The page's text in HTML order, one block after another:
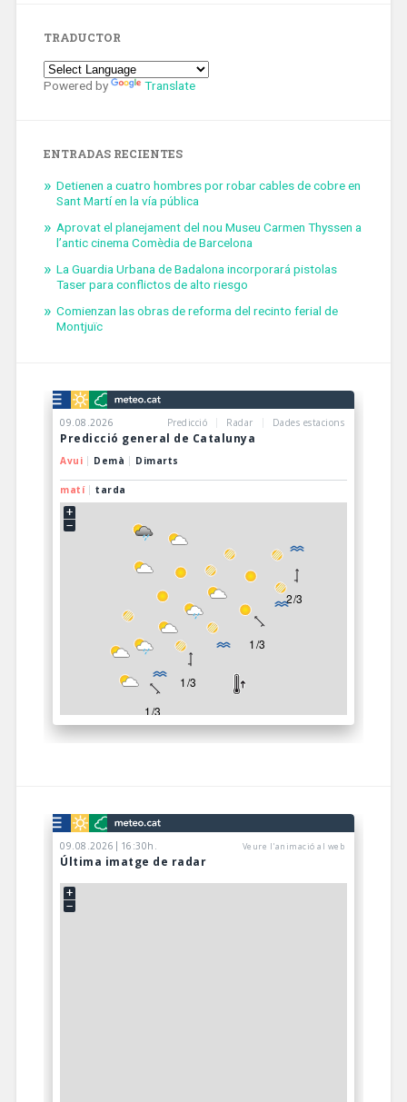
TRADUCTOR
Powered by Translate
ENTRADAS RECIENTES
Detienen a cuatro hombres por robar cables de cobre en
Sant Martí en la vía pública
Aprovat el planejament del nou Museu Carmen Thyssen a
l’antic cinema Comèdia de Barcelona
La Guardia Urbana de Badalona incorporará pistolas
Taser para conflictos de alto riesgo
Comienzan las obras de reforma del recinto ferial de
Montjuïc